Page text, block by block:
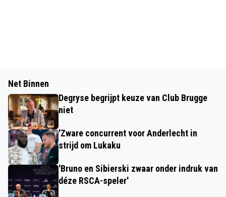
Net Binnen
Degryse begrijpt keuze van Club Brugge
niet
'Zware concurrent voor Anderlecht in
strijd om Lukaku
'Bruno en Sibierski zwaar onder indruk van
déze RSCA-speler'